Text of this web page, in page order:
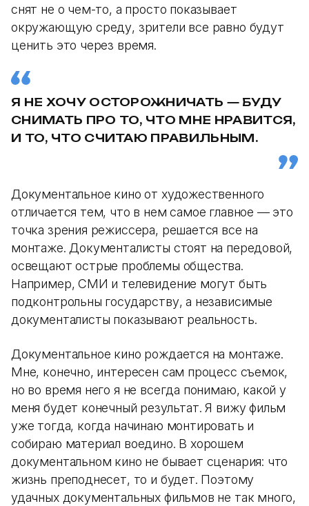
снят не о чем-то, а просто показывает
окружающую среду, зрители все равно будут
ценить это через время.
Я НЕ ХОЧУ ОСТОРОЖНИЧАТЬ — БУДУ
СНИМАТЬ ПРО ТО, ЧТО МНЕ НРАВИТСЯ,
И ТО, ЧТО СЧИТАЮ ПРАВИЛЬНЫМ.
Документальное кино от художественного
отличается тем, что в нем самое главное — это
точка зрения режиссера, решается все на
монтаже. Документалисты стоят на передовой,
освещают острые проблемы общества.
Например, СМИ и телевидение могут быть
подконтрольны государству, а независимые
документалисты показывают реальность.
Документальное кино рождается на монтаже.
Мне, конечно, интересен сам процесс съемок,
но во время него я не всегда понимаю, какой у
меня будет конечный результат. Я вижу фильм
уже тогда, когда начинаю монтировать и
собираю материал воедино. В хорошем
документальном кино не бывает сценария: что
жизнь преподнесет, то и будет. Поэтому
удачных документальных фильмов не так много,